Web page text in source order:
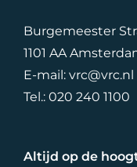
Burgemeester
1101 AA
E-mail:vrc@vrc.nl
Tel.:020 240 1100
Altijd op de